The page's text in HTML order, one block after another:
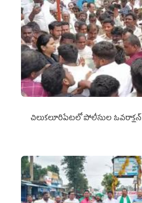
చిలుక‌లూరిపేట‌లో పోలీసుల ఓవ‌రాక్ష‌న్‌